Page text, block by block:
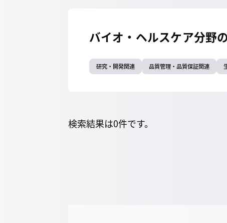
バイオ・ヘルスケア分野
研究・開発関連 品質管理・品質保証関連
検索結果は0件です。